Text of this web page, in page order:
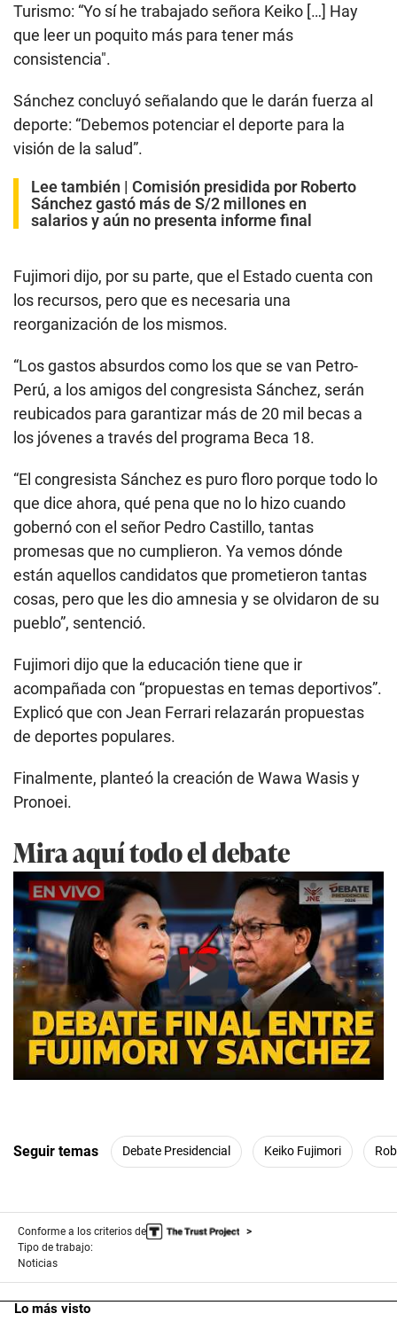
Turismo: “Yo sí he trabajado señora Keiko […] Hay
que leer un poquito más para tener más
consistencia".
Sánchez concluyó señalando que le darán fuerza al
deporte: “Debemos potenciar el deporte para la
visión de la salud”.
Lee también | Comisión presidida por Roberto
Sánchez gastó más de S/2 millones en
salarios y aún no presenta informe final
Fujimori dijo, por su parte, que el Estado cuenta con
los recursos, pero que es necesaria una
reorganización de los mismos.
“Los gastos absurdos como los que se van Petro-
Perú, a los amigos del congresista Sánchez, serán
reubicados para garantizar más de 20 mil becas a
los jóvenes a través del programa Beca 18.
“El congresista Sánchez es puro floro porque todo lo
que dice ahora, qué pena que no lo hizo cuando
gobernó con el señor Pedro Castillo, tantas
promesas que no cumplieron. Ya vemos dónde
están aquellos candidatos que prometieron tantas
cosas, pero que les dio amnesia y se olvidaron de su
pueblo”, sentenció.
Fujimori dijo que la educación tiene que ir
acompañada con “propuestas en temas deportivos”.
Explicó que con Jean Ferrari relazarán propuestas
de deportes populares.
Finalmente, planteó la creación de Wawa Wasis y
Pronoei.
Mira aquí todo el debate
Play
Seguir temas Debate Presidencial Keiko Fujimori
Conforme a los criterios de
Tipo de trabajo:
Noticias
Lo más visto